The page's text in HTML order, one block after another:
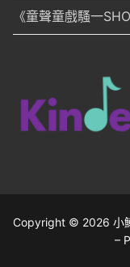
《童聲童戲騷一
Copyright © 2026 小
–